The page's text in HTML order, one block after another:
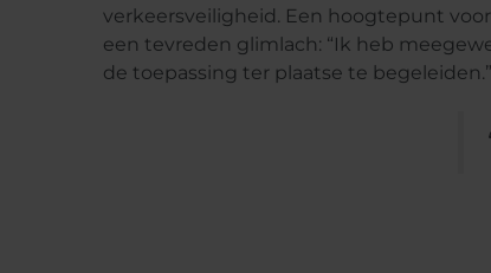
verkeersveiligheid. Een hoogtepunt
een tevreden glimlach: “Ik heb
de toepassing ter plaatse te